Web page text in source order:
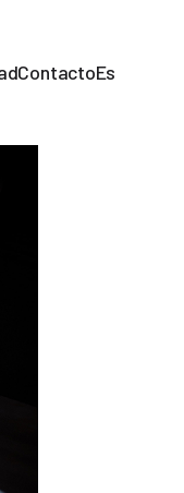
ContactoEs